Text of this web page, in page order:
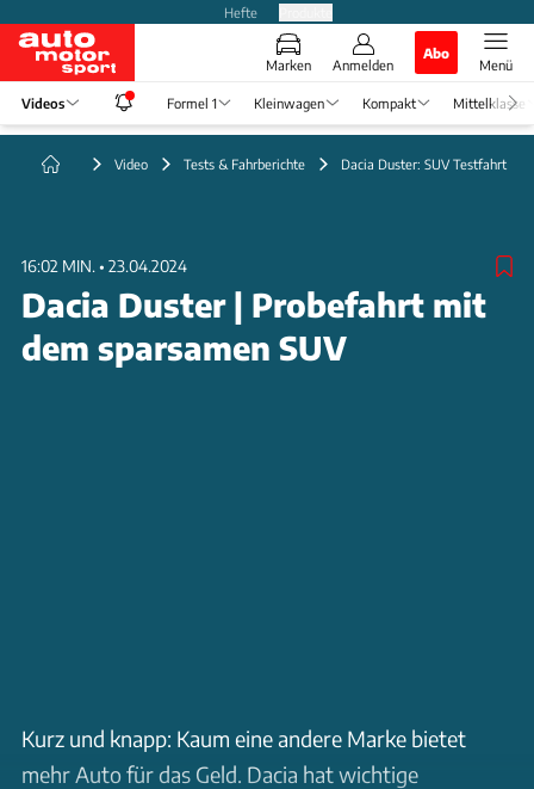
Hefte
Marken Anmelden
Abo
Menü
Videos Formel 1 Kleinwagen Kompakt Mittelklasse
Video Tests & Fahrberichte Dacia Duster: SUV Testfahrt
16:02 MIN. • 23.04.2024
Dacia Duster | Probefahrt mit
dem sparsamen SUV
Kurz und knapp: Kaum eine andere Marke bietet
mehr Auto für das Geld. Dacia hat wichtige